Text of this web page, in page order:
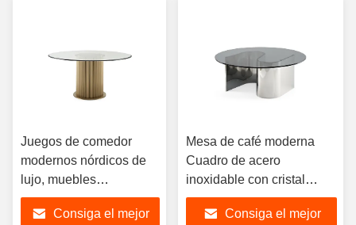
Juegos de comedor
modernos nórdicos de
lujo, muebles
rectangulares de 6
plazas, juegos de mesa
Consiga el mejor
Mesa de café moderna
Cuadro de acero
inoxidable con cristal
templado redondo
Muebles de salón de
Consiga el mejor